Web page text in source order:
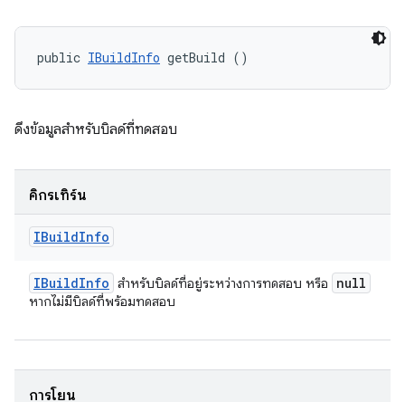
public IBuildInfo getBuild ()
ดึงข้อมูลสําหรับบิลด์ที่ทดสอบ
คิกรีเทิร์น
IBuildInfo
IBuildInfo สำหรับบิลด์ที่อยู่ระหว่างการทดสอบ หรือ null
หากไม่มีบิลด์ที่พร้อมทดสอบ
การโยน